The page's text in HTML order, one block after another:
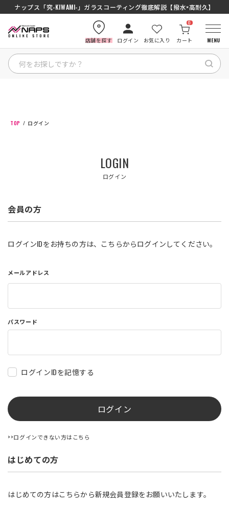
ナップス「究-KIWAMI-」ガラスコーティング徹底解説【撥水×高耐久】
店舗を探す ログイン お気に入り カート
0
MENU
カテゴリから探す
ナップスメンバーズ
店舗を探す
コーポレートサイト
利用規約
商品レビュー利用規約
プライバシーポリシー
TOP ログイン
LOGIN
ログイン
会員の方
ログインIDをお持ちの方は、こちらからログインしてください。
メールアドレス
パスワード
ログインIDを記憶する
ログイン
>>ログインできない方はこちら
はじめての方
はじめての方はこちらから新規会員登録をお願いいたします。